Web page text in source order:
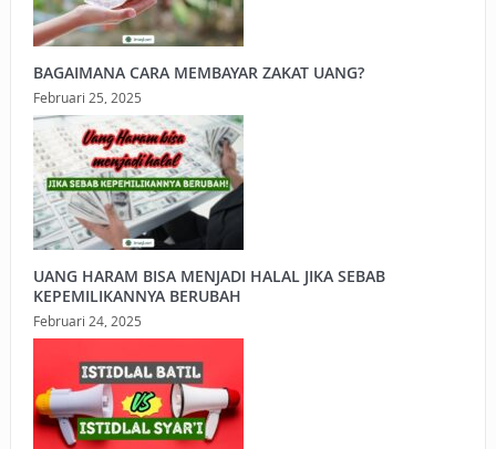
BAGAIMANA CARA MEMBAYAR ZAKAT UANG?
Februari 25, 2025
UANG HARAM BISA MENJADI HALAL JIKA SEBAB
KEPEMILIKANNYA BERUBAH
Februari 24, 2025